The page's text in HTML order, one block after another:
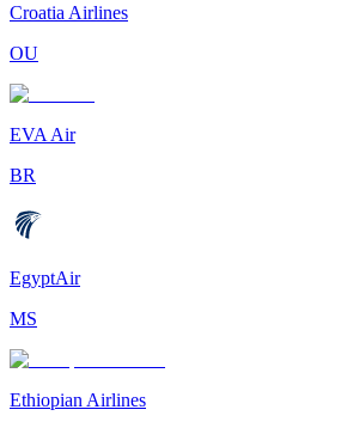
Croatia Airlines
OU
EVA Air
BR
EgyptAir
MS
Ethiopian Airlines